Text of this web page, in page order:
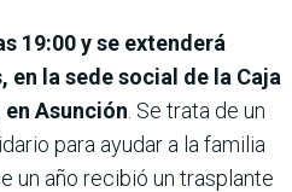
19:00 y se extenderá
en la sede social de la Caja
Asunción . Se trata de un
para ayudar a la familia
un año recibió un trasplante